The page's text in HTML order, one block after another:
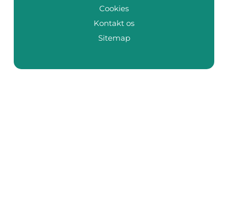
Cookies
Kontakt os
Sitemap